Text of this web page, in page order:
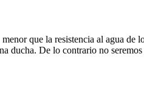
que la resistencia al agua de
ducha. De lo contrario no